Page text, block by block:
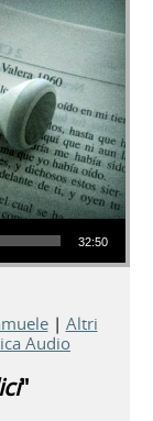
32:50
| Altri
Audio
"